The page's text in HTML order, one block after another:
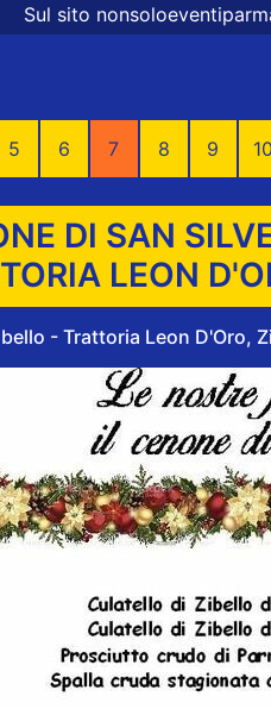
sono presenti
5 6 7 8 9 10
DI SAN
LEON
- Trattoria Leon D'Oro,